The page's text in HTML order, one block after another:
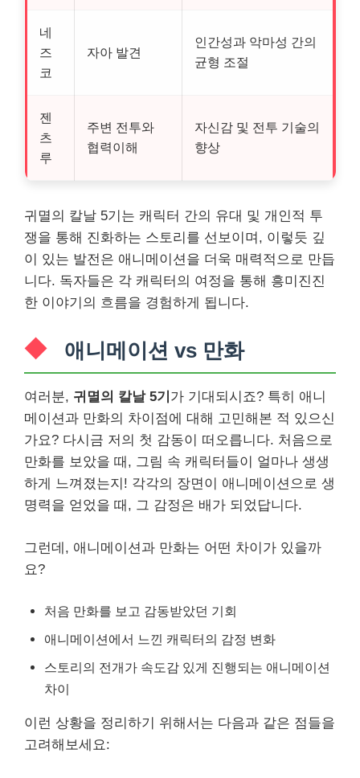
네
즈
코
자아 발견
인간성과 악마성 간의
균형 조절
젠
츠
루
주변 전투와
협력이해
자신감 및 전투 기술의
향상
귀멸의 칼날 5기는 캐릭터 간의 유대 및 개인적 투
쟁을 통해 진화하는 스토리를 선보이며, 이렇듯 깊
이 있는 발전은 애니메이션을 더욱 매력적으로 만듭
니다. 독자들은 각 캐릭터의 여정을 통해 흥미진진
한 이야기의 흐름을 경험하게 됩니다.
애니메이션 vs 만화
여러분, 귀멸의 칼날 5기 가 기대되시죠? 특히 애니
메이션과 만화의 차이점에 대해 고민해본 적 있으신
가요? 다시금 저의 첫 감동이 떠오릅니다. 처음으로
만화를 보았을 때, 그림 속 캐릭터들이 얼마나 생생
하게 느껴졌는지! 각각의 장면이 애니메이션으로 생
명력을 얻었을 때, 그 감정은 배가 되었답니다.
그런데, 애니메이션과 만화는 어떤 차이가 있을까
요?
처음 만화를 보고 감동받았던 기회
애니메이션에서 느낀 캐릭터의 감정 변화
스토리의 전개가 속도감 있게 진행되는 애니메이션
차이
이런 상황을 정리하기 위해서는 다음과 같은 점들을
고려해보세요: